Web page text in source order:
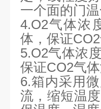
一个面的门
4.O2气体浓
体，保证
5.O2气体浓
保证CO2气
6.箱内采用
流，缩短温